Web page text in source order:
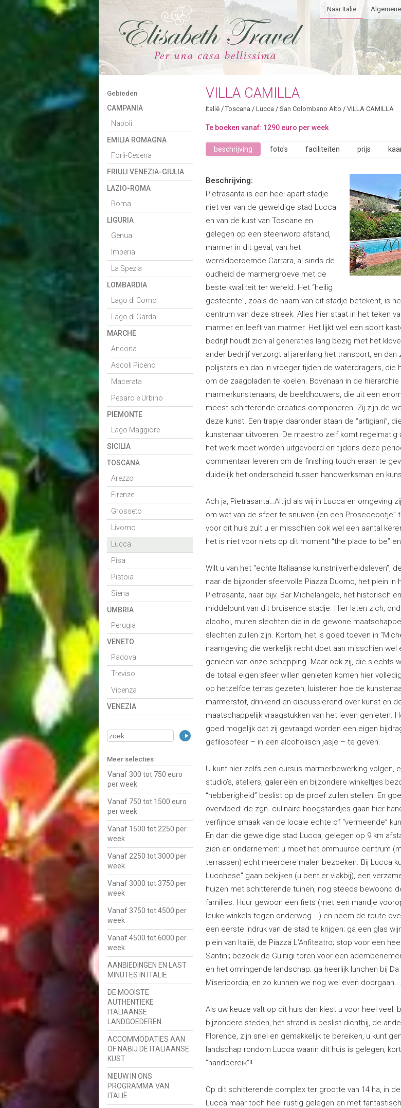
Naar Italië
Gebieden
CAMPANIA
Napoli
EMILIA ROMAGNA
Forli-Cesena
FRIULI VENEZIA-GIULIA
LAZIO-ROMA
Roma
LIGURIA
Genua
Imperia
La Spezia
LOMBARDIA
Lago di Como
Lago di Garda
MARCHE
Ancona
Ascoli Piceno
Macerata
Pesaro e Urbino
PIEMONTE
Lago Maggiore
SICILIA
TOSCANA
Arezzo
Firenze
Grosseto
Livorno
Lucca
Pisa
Pistoia
Siena
UMBRIA
Perugia
VENETO
Padova
Treviso
Vicenza
VENEZIA
Meer selecties
Vanaf 300 tot 750 euro
per week
Vanaf 750 tot 1500 euro
per week
Vanaf 1500 tot 2250 per
week
Vanaf 2250 tot 3000 per
week
Vanaf 3000 tot 3750 per
week
Vanaf 3750 tot 4500 per
week
Vanaf 4500 tot 6000 per
week
AANBIEDINGEN EN LAST
MINUTES IN ITALIË
DE MOOISTE
AUTHENTIEKE
ITALIAANSE
LANDGOEDEREN
ACCOMMODATIES AAN
OF NABIJ DE ITALIAANSE
KUST
NIEUW IN ONS
PROGRAMMA VAN
ITALIË
VILLA CAMILLA
Italië / Toscana / Lucca / San Colombano Alto / VILLA CAMILLA
Te boeken vanaf: 1290 euro per week
beschrijving foto's faciliteiten prijs
Beschrijving:
Pietrasanta is een heel apart stadje
niet ver van de geweldige stad Lucca
en van de kust van Toscane en
gelegen op een steenworp afstand,
marmer in dit geval, van het
wereldberoemde Carrara, al sinds de
oudheid de marmergroeve met de
beste kwaliteit ter wereld. Het “heilig
gesteente”, zoals de naam van dit stadje betekent, is
centrum van deze streek. Alles hier staat in het teken
marmer en leeft van marmer. Het lijkt wel een soort
bedrijf houdt zich al generaties lang bezig met het
ander bedrijf verzorgt al jarenlang het transport, en dan
polijsters en dan in vroeger tijden de waterdragers, die
om de zaagbladen te koelen. Bovenaan in de hiërarchie
marmerkunstenaars, de beeldhouwers, die uit een
meest schitterende creaties componeren. Zij zijn de
deze kunst. Een trapje daaronder staan de “artigiani”,
kunstenaar uitvoeren. De maestro zelf komt regelmatig
het werk moet worden uitgevoerd en tijdens deze
commentaar leveren om de finishing touch eraan te
duidelijk het onderscheid tussen handwerksman en
Ach ja, Pietrasanta…Altijd als wij in Lucca en omgeving
om wat van de sfeer te snuiven (en een Proseccootje”
voor dit huis zult u er misschien ook wel een aantal
het is niet voor niets op dit moment “the place to be”
Wilt u van het “echte Italiaanse kunstnijverheidsleven”,
naar de bijzonder sfeervolle Piazza Duomo, het plein in
Pietrasanta, naar bijv. Bar Michelangelo, het historisch
middelpunt van dit bruisende stadje. Hier laten zich,
alcohol, muren slechten die in de gewone
slechten zullen zijn. Kortom, het is goed toeven in
naamgeving die werkelijk recht doet aan misschien wel
genieën van onze schepping. Maar ook zij, die slechts
de totaal eigen sfeer willen genieten komen hier
op hetzelfde terras gezeten, luisteren hoe de
marmerstof, drinkend en discussiërend over kunst en
maatschappelijk vraagstukken van het leven genieten.
goed mogelijk dat zij gevraagd worden een eigen
gefilosofeer – in een alcoholisch jasje – te geven.
U kunt hier zelfs een cursus marmerbewerking volgen,
studio’s, ateliers, galerieën en bijzondere winkeltjes
“hebberigheid” beslist op de proef zullen stellen. En
overvloed: de zgn. culinaire hoogstandjes gaan hier
verfijnde smaak van de locale echte of “vermeende”
En dan die geweldige stad Lucca, gelegen op 9 km
zien en ondernemen: u moet het ommuurde centrum
terrassen) echt meerdere malen bezoeken. Bij Lucca
Lucchese" gaan bekijken (u bent er vlakbij), een
huizen met schitterende tuinen, nog steeds bewoond
families. Huur gewoon een fiets (met een mandje
leuke winkels tegen onderweg….) en neem de route
een eerste indruk van de stad te krijgen; ga een glas
plein van Italië, de Piazza L’Anfiteatro; stop voor een
Santini; bezoek de Guinigi toren voor een
en het omringende landschap; ga heerlijk lunchen bij
Misericordia; en zo kunnen we nog wel even
Als uw keuze valt op dit huis dan kiest u voor heel veel:
bijzondere steden, het strand is beslist dichtbij, de
Florence, zijn snel en gemakkelijk te bereiken, u kunt
landschap rondom Lucca waarin dit huis is gelegen,
”handbereik”!!
Op dit schitterende complex ter grootte van 14 ha, in
Lucca maar toch heel rustig gelegen en met